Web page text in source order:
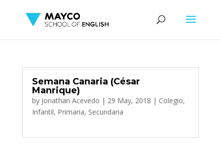
Semana Canaria (César
Manrique)
by Jonathan Acevedo | 29 May, 2018 | Colegio,
Infantil, Primaria, Secundaria